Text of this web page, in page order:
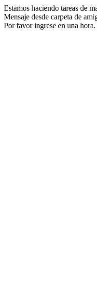
Estamos haciendo tareas de
Mensaje desde carpeta de
Por favor ingrese en una hora.